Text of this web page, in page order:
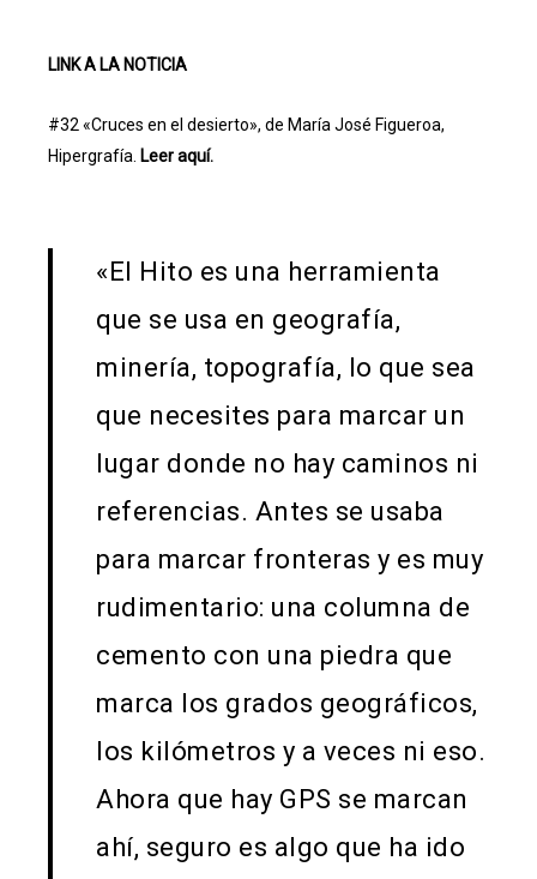
LINK A LA NOTICIA
#32 «Cruces en el desierto», de María José Figueroa,
Hipergrafía. Leer aquí.
«El Hito es una herramienta
que se usa en geografía,
minería, topografía, lo que sea
que necesites para marcar un
lugar donde no hay caminos ni
referencias. Antes se usaba
para marcar fronteras y es muy
rudimentario: una columna de
cemento con una piedra que
marca los grados geográficos,
los kilómetros y a veces ni eso.
Ahora que hay GPS se marcan
ahí, seguro es algo que ha ido